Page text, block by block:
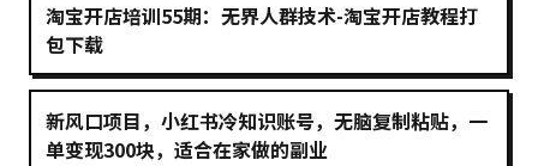
淘宝开店培训55期：无界人群技术-淘宝开店教程打
包下载
新风口项目，小红书冷知识账号，无脑复制粘贴，一
单变现300块，适合在家做的副业